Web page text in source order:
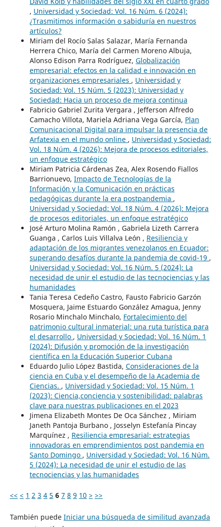
, Universidad y Sociedad: Vol. 16 Núm. 6 (2024):
¿Trasmitimos información o sabiduría en nuestros
artículos?
Miriam del Rocío Salas Salazar, María Fernanda
Herrera Chico, María del Carmen Moreno Albuja,
Alonso Edison Parra Rodríguez, Globalización
empresarial: efectos en la calidad e innovación en
organizaciones empresariales , Universidad y
Sociedad: Vol. 15 Núm. 5 (2023): Universidad y
Sociedad: Hacia un proceso de mejora continua
Fabricio Gabriel Zurita Vergara , Jefferson Alfredo
Camacho Villota, Mariela Adriana Vega García, Plan
Comunicacional Digital para impulsar la presencia de
Arfatexia en el mundo online , Universidad y Sociedad:
Vol. 18 Núm. 4 (2026): Mejora de procesos editoriales,
un enfoque estratégico
Miriam Patricia Cárdenas Zea, Alex Rosendo Fiallos
Barrionuevo, Impacto de Tecnologías de la
Información y la Comunicación en prácticas
pedagógicas durante la era postpandemia ,
Universidad y Sociedad: Vol. 18 Núm. 4 (2026): Mejora
de procesos editoriales, un enfoque estratégico
José Arturo Molina Ramón , Gabriela Lizeth Carrera
Guanga , Carlos Luis Villalva León , Resiliencia y
adaptación de los migrantes venezolanos en Ecuador:
superando desafíos durante la pandemia de covid-19 ,
Universidad y Sociedad: Vol. 16 Núm. 5 (2024): La
necesidad de unir el estudio de las tecnociencias y las
humanidades
Tania Teresa Cedeño Castro, Fausto Fabricio Garzón
Mosquera, Jaime Estuardo González Amagua, Jenny
Rosario Minchalo Minchalo, Fortalecimiento del
patrimonio cultural inmaterial: una ruta turística para
el desarrollo , Universidad y Sociedad: Vol. 16 Núm. 1
(2024): Difusión y promoción de la investigación
científica en la Educación Superior Cubana
Eduardo Julio López Bastida, Consideraciones de la
ciencia en Cuba y el desempeño de la Academia de
Ciencias. , Universidad y Sociedad: Vol. 15 Núm. 1
(2023): Ciencia,conciencia y sostenibilidad: palabras
clave para nuestras publicaciones en el 2023
Jimena Elizabeth Montes De Oca Sánchez , Miriam
Janeth Pantoja Burbano , Josselyn Estefanía Pincay
Marquínez , Resiliencia empresarial: estrategias
innovadoras en emprendimientos post pandemia en
Santo Domingo , Universidad y Sociedad: Vol. 16 Núm.
5 (2024): La necesidad de unir el estudio de las
tecnociencias y las humanidades
<< < 1 2 3 4 5 6 7 8 9 10 > >>
También puede Iniciar una búsqueda de similitud avanzada